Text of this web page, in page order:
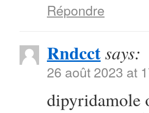
Répondre
Rndcctsays:
26 août 2023 at
dipyridamole